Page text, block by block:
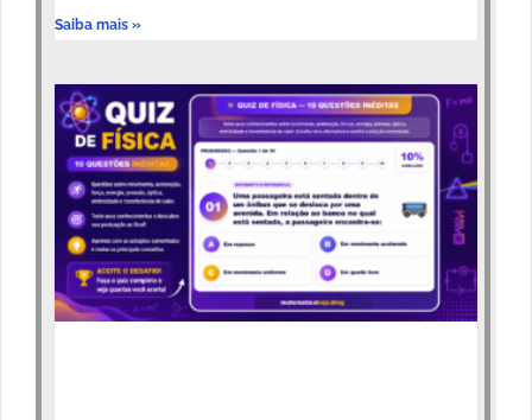
Saiba mais »